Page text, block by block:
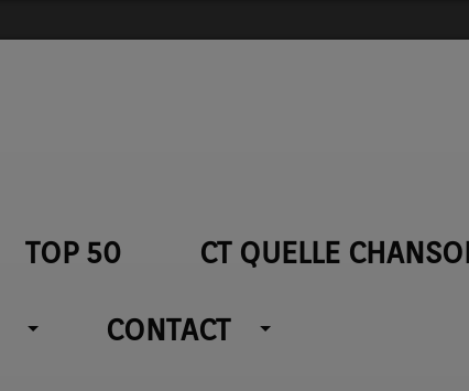
TOP 50 CT QUELLE
CONTACT